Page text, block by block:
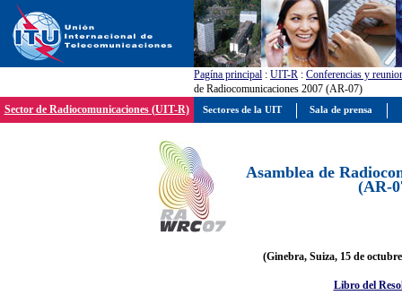
Pagína principal : UIT-R : Conferencias y
de Radiocomunicaciones 2007 (AR-07)
Sector de Radiocomunicaciones (UIT-R)
Asamblea de
(AR-
(Ginebra, Suiza, 15 de
Libro del
Sectores de la UIT Sala de prensa